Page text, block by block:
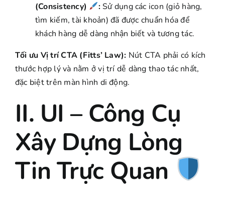
(Consistency)
️:Sử dụng các icon (giỏ hàng,
tìm kiếm, tài khoản) đã được chuẩn hóa để
khách hàng dễ dàng nhận biết và tương tác.
Tối ưu Vị trí CTA (Fitts’ Law): Nút CTA phải có kích
thước hợp lý và nằm ở vị trí dễ dàng thao tác nhất,
đặc biệt trên màn hình di động.
II. UI – Công Cụ
Xây Dựng Lòng
Tin Trực Quan